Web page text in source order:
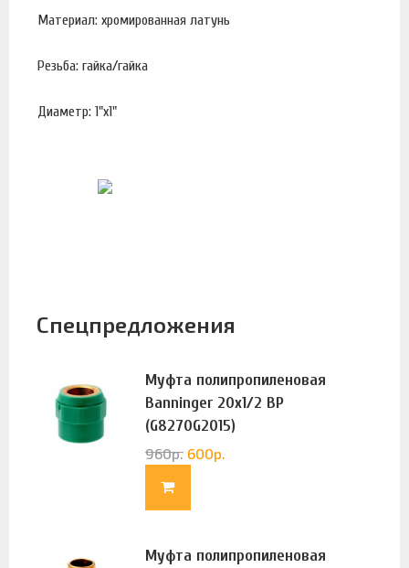
Материал: хромированная латунь
Резьба: гайка/гайка
Диаметр: 1"х1"
Спецпредложения
Муфта полипропиленовая
Banninger 20х1/2 ВР
(G8270G2015)
960р. 600р.
Муфта полипропиленовая